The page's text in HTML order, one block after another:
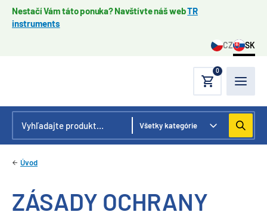
Nestačí Vám táto ponuka? Navštívte náš webTR
instruments
CZ SK
0
Úvod
ZÁSADY OCHRANY